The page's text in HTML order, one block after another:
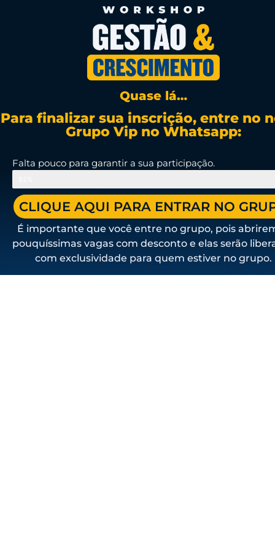
Quase lá…
Para finalizar sua inscrição, entre no
Grupo Vip no Whatsapp:
Falta pouco para garantir a sua participação.
CLIQUE AQUI PARA ENTRAR NO
É importante que você entre no grupo, pois
pouquíssimas vagas com desconto e elas serão
com exclusividade para quem estiver no grupo.